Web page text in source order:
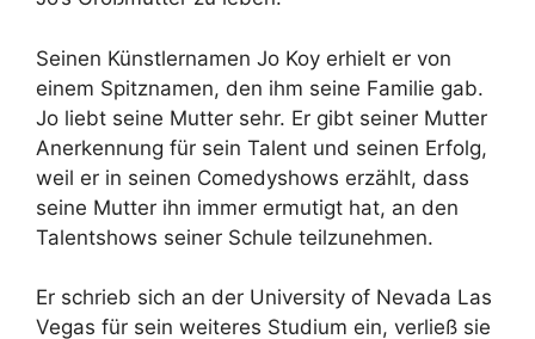
Seinen Künstlernamen Jo Koy erhielt er von
einem Spitznamen, den ihm seine Familie gab.
Jo liebt seine Mutter sehr. Er gibt seiner Mutter
Anerkennung für sein Talent und seinen Erfolg,
weil er in seinen Comedyshows erzählt, dass
seine Mutter ihn immer ermutigt hat, an den
Talentshows seiner Schule teilzunehmen.
Er schrieb sich an der University of Nevada Las
Vegas für sein weiteres Studium ein, verließ sie